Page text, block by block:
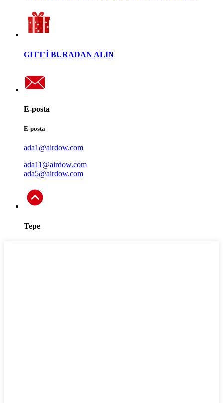
GITT'İ BURADAN ALIN
E-posta
E-posta
ada1@airdow.com
ada11@airdow.com
ada5@airdow.com
Tepe